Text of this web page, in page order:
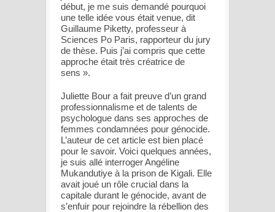
début, je me suis demandé pourquoi
une telle idée vous était venue, dit
Guillaume Piketty, professeur à
Sciences Po Paris, rapporteur du jury
de thèse. Puis j’ai compris que cette
approche était très créatrice de
sens ».
Juliette Bour a fait preuve d’un grand
professionnalisme et de talents de
psychologue dans ses approches de
femmes condamnées pour génocide.
L’auteur de cet article est bien placé
pour le savoir. Voici quelques années,
je suis allé interroger Angéline
Mukandutiye à la prison de Kigali. Elle
avait joué un rôle crucial dans la
capitale durant le génocide, avant de
s’enfuir pour rejoindre la rébellion des